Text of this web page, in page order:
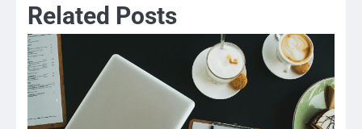
Related Posts